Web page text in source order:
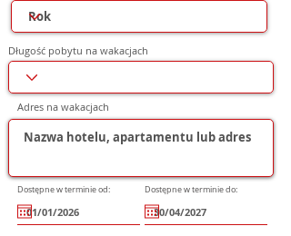
Długość pobytu na wakacjach
Adres na wakacjach
Dostępne w terminie od: Dostępne w terminie do: